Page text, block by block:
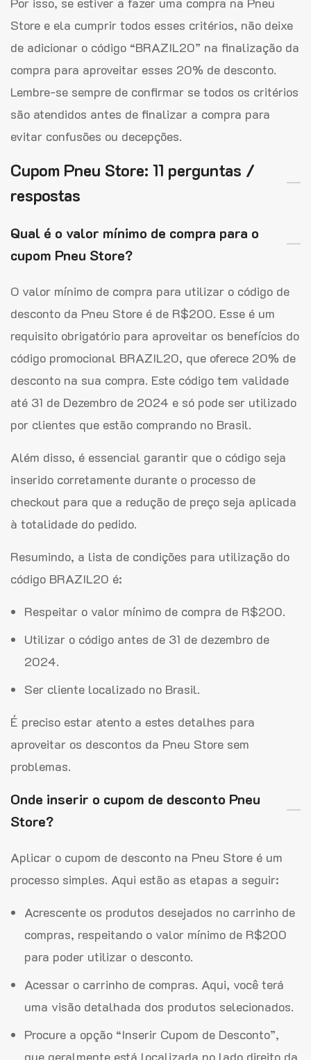
Store e ela cumprir todos esses critérios, não deixe
de adicionar o código “BRAZIL20” na finalização da
compra para aproveitar esses 20% de desconto.
Lembre-se sempre de confirmar se todos os critérios
são atendidos antes de finalizar a compra para
evitar confusões ou decepções.
Cupom Pneu Store: 11 perguntas /
respostas
Qual é o valor mínimo de compra para o
cupom Pneu Store?
O valor mínimo de compra para utilizar o código de
desconto da Pneu Store é de R$200. Esse é um
requisito obrigatório para aproveitar os benefícios do
código promocional BRAZIL20, que oferece 20% de
desconto na sua compra. Este código tem validade
até 31 de Dezembro de 2024 e só pode ser utilizado
por clientes que estão comprando no Brasil.
Além disso, é essencial garantir que o código seja
inserido corretamente durante o processo de
checkout para que a redução de preço seja aplicada
à totalidade do pedido.
Resumindo, a lista de condições para utilização do
código BRAZIL20 é:
Respeitar o valor mínimo de compra de R$200.
Utilizar o código antes de 31 de dezembro de
2024.
Ser cliente localizado no Brasil.
É preciso estar atento a estes detalhes para
aproveitar os descontos da Pneu Store sem
problemas.
Onde inserir o cupom de desconto Pneu
Store?
Aplicar o cupom de desconto na Pneu Store é um
processo simples. Aqui estão as etapas a seguir:
Acrescente os produtos desejados no carrinho de
compras, respeitando o valor mínimo de R$200
para poder utilizar o desconto.
Acessar o carrinho de compras. Aqui, você terá
uma visão detalhada dos produtos selecionados.
Procure a opção “Inserir Cupom de Desconto”,